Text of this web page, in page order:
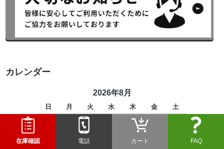
カレンダー
2026年8月
日 月 火 水 木 金
土
4
11 13
在庫確認 電話 カート FAQ